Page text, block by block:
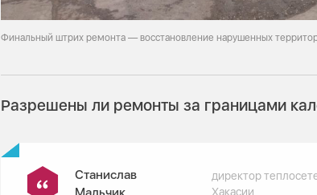
Финальный штрих ремонта — восстановление нарушенных
Разрешены ли ремонты за границами
Станислав
директор
Хакасии